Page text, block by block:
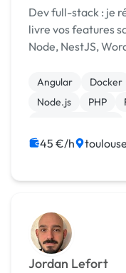
Dev full-stack : je
livre vos features
Node, NestJS,
Angular Docker
Node.js
PHP
45 €/h toulouse
Jordan Lefort